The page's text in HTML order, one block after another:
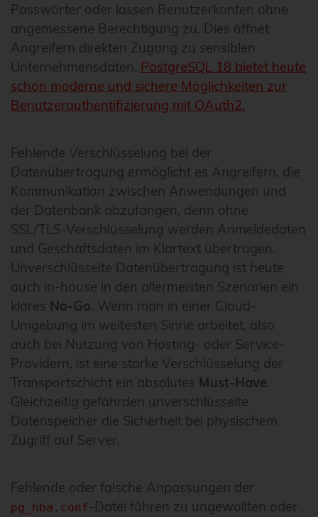
Passwörter oder lassen Benutzerkonten ohne
angemessene Berechtigung zu. Dies öffnet
Angreifern direkten Zugang zu sensiblen
Unternehmensdaten. PostgreSQL 18 bietet heute
schon moderne und sichere Möglichkeiten zur
Benutzerauthentifizierung mit OAuth2.
Fehlende Verschlüsselung bei der
Datenübertragung ermöglicht es Angreifern, die
Kommunikation zwischen Anwendungen und
der Datenbank abzufangen, denn ohne
SSL/TLS-Verschlüsselung werden Anmeldedaten
und Geschäftsdaten im Klartext übertragen.
Unverschlüsselte Datenübertragung ist heute
auch in-house in den allermeisten Szenarien ein
klares No-Go. Wenn man in einer Cloud-
Umgebung im weitesten Sinne arbeitet, also
auch bei Nutzung von Hosting- oder Service-
Providern, ist eine starke Verschlüsselung der
Transportschicht ein absolutes Must-Have.
Gleichzeitig gefährden unverschlüsselte
Datenspeicher die Sicherheit bei physischem
Zugriff auf Server.
Fehlende oder falsche Anpassungen der
pg_hba.conf -Datei führen zu ungewollten oder